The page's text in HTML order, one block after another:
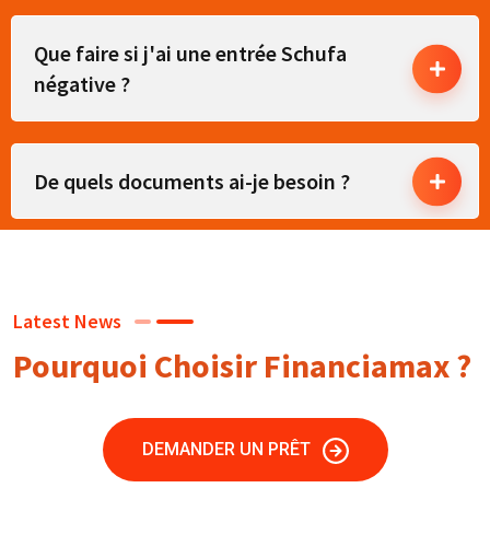
Que faire si j'ai une entrée Schufa
négative ?
De quels documents ai-je besoin ?
Latest News
Pourquoi Choisir Financiamax ?
DEMANDER UN PRÊT